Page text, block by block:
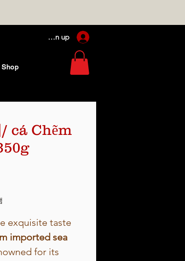
Log In / Sign up
Shop
cá Chẽm
exquisite taste
imported sea
for its